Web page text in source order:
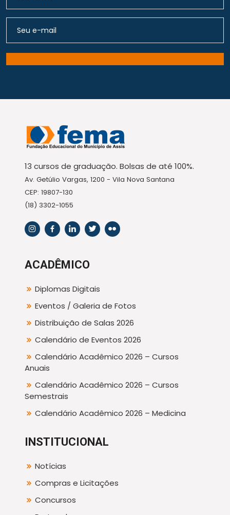
13 cursos de graduação. Bolsas de até 100%.
Av. Getúlio Vargas, 1200 - Vila Nova Santana
CEP: 19807-130
(18) 3302-1055
ACADÊMICO
Diplomas Digitais
Eventos / Galeria de Fotos
Distribuição de Salas 2026
Calendário de Eventos 2026
Calendário Acadêmico 2026 – Cursos
Anuais
Calendário Acadêmico 2026 – Cursos
Semestrais
Calendário Acadêmico 2026 – Medicina
INSTITUCIONAL
Notícias
Compras e Licitações
Concursos